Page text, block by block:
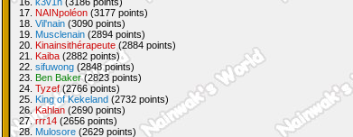
17. NAINpoléon (3177 points)
18. Vil'nain (3090 points)
19. Musclenain (2894 points)
20. Kinainsithérapeute (2884 points)
21. Kaiba (2882 points)
22. sifuwong (2848 points)
23. Ben Baker(2823 points)
24. Tyzef (2766 points)
25. King of Kekeland (2732 points)
26.Kahlan (2690 points)
27.rrr14 (2656 points)
28. Mulosore (2629 points)